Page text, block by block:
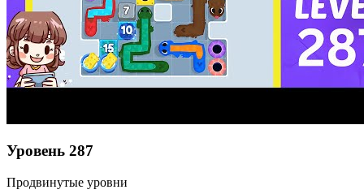
Уровень 287
Продвинутые уровни